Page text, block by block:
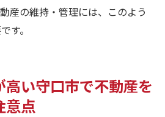
産の維持・管理には、このよう
す。
い守口市で不動産を
意点